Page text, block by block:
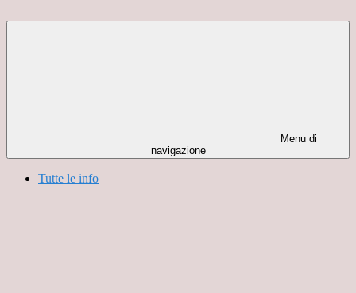
Menu di
navigazione
Tutte le info